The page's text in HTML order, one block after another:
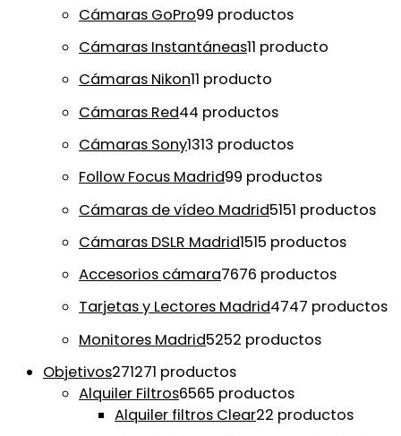
Cámaras GoPro99 productos
Cámaras Instantáneas11 producto
Cámaras Nikon11 producto
Cámaras Red44 productos
Cámaras Sony1313 productos
Follow Focus Madrid99 productos
Cámaras de vídeo Madrid5151 productos
Cámaras DSLR Madrid1515 productos
Accesorios cámara7676 productos
Tarjetas y Lectores Madrid4747 productos
Monitores Madrid5252 productos
Objetivos271271 productos
Alquiler Filtros6565 productos
Alquiler filtros Clear22 productos